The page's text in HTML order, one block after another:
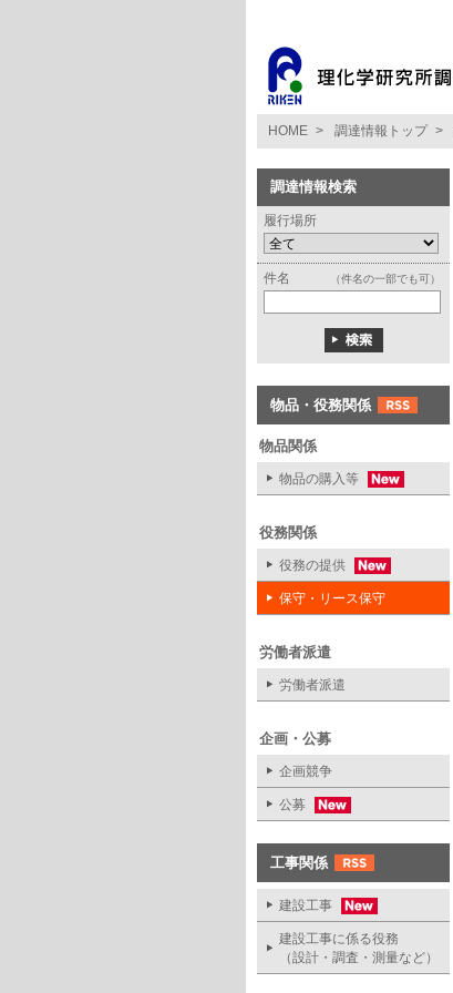
HOME > 調達情報トップ >
調達情報検索
履行場所
件名 （件名の一部でも可）
物品・役務関係
物品関係
物品の購入等
役務関係
役務の提供
保守・リース保守
労働者派遣
労働者派遣
企画・公募
企画競争
公募
工事関係
建設工事
建設工事に係る役務
（設計・調査・測量など）